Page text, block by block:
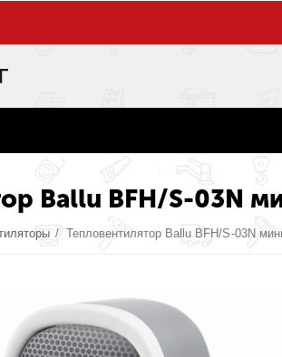
Ballu BFH/S-03N
/ Тепловентилятор Ballu BFH/S-03N